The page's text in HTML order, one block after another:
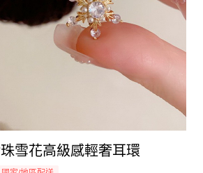
雪花高級感輕奢耳環